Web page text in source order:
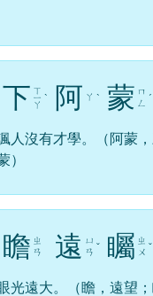
下 ㄒ
ㄧ
ㄚ
ˋ 阿 ㄚ ˋ 蒙 ㄇ
ㄥ
ˊ
人沒有才學。（阿蒙
）
瞻 ㄓ
ㄢ
遠 ㄩ
ㄢ ˇ 矚 ㄓ
ㄨ ˇ
光遠大。（瞻，遠望；